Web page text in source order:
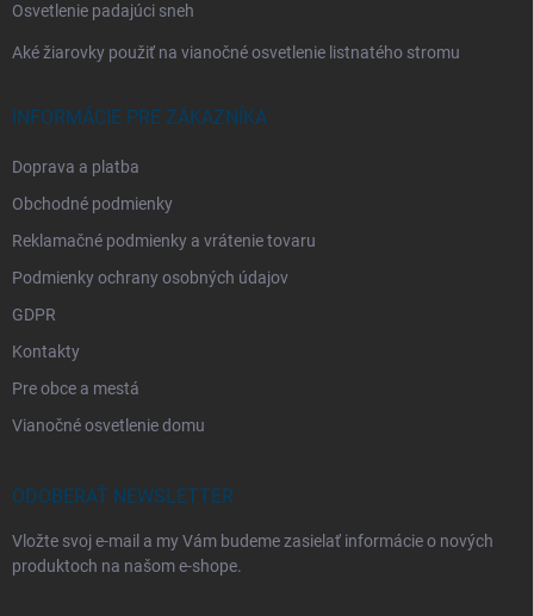
Osvetlenie padajúci sneh
Aké žiarovky použiť na vianočné osvetlenie listnatého stromu
INFORMÁCIE PRE ZÁKAZNÍKA
Doprava a platba
Obchodné podmienky
Reklamačné podmienky a vrátenie tovaru
Podmienky ochrany osobných údajov
GDPR
Kontakty
Pre obce a mestá
Vianočné osvetlenie domu
ODOBERAŤ NEWSLETTER
Vložte svoj e-mail a my Vám budeme zasielať informácie o nových
produktoch na našom e-shope.